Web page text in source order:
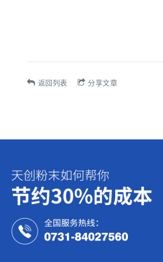
返回列表 分享文章